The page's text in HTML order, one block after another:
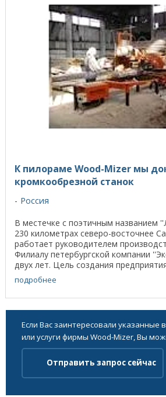
К пилораме Wood-Mizer мы
кромкообрезной станок
Россия
В местечке с поэтичным названием
230 километрах северо-восточнее
работает руководителем
Филиалу петербургской компании
двух лет. Цель создания
подробнее
Если Вас заинтересовали указанные
или услуги фирмы Wood-Mizer, Вы
Отправить запрос сейчас